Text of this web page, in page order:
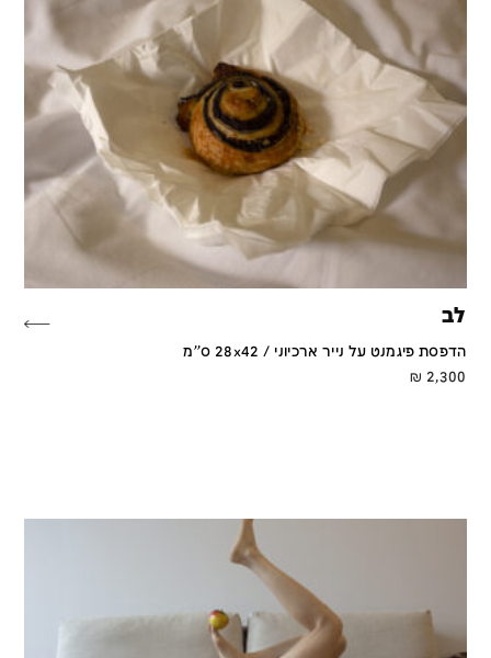
לב
הדפסת פיגמנט על נייר ארכיוני / 28x42 ס''מ
2,300
₪